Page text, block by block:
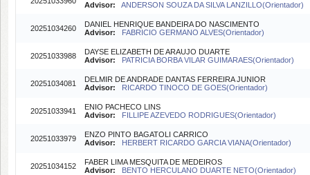
Advisor:
ANDERSON SOUZA DA SILVA LANZILLO(Orientador)
20251034260
DANIEL HENRIQUE BANDEIRA DO NASCIMENTO
Advisor:
FABRICIO GERMANO ALVES(Orientador)
20251033988
DAYSE ELIZABETH DE ARAUJO DUARTE
Advisor:
PATRICIA BORBA VILAR GUIMARAES(Orientador)
20251034081
DELMIR DE ANDRADE DANTAS FERREIRA JUNIOR
Advisor:
RICARDO TINOCO DE GOES(Orientador)
20251033941
ENIO PACHECO LINS
Advisor:
FILLIPE AZEVEDO RODRIGUES(Orientador)
20251033979
ENZO PINTO BAGATOLI CARRICO
Advisor:
HERBERT RICARDO GARCIA VIANA(Orientador)
20251034152
FABER LIMA MESQUITA DE MEDEIROS
Advisor:
BENTO HERCULANO DUARTE NETO(Orientador)